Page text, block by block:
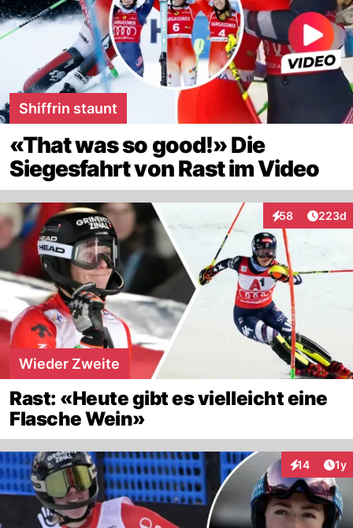
Shiffrin staunt
«That was so good!» Die
Siegesfahrt von Rast im Video
58
Interaktionen
223d
Wieder Zweite
Rast: «Heute gibt es vielleicht eine
Flasche Wein»
14 1y